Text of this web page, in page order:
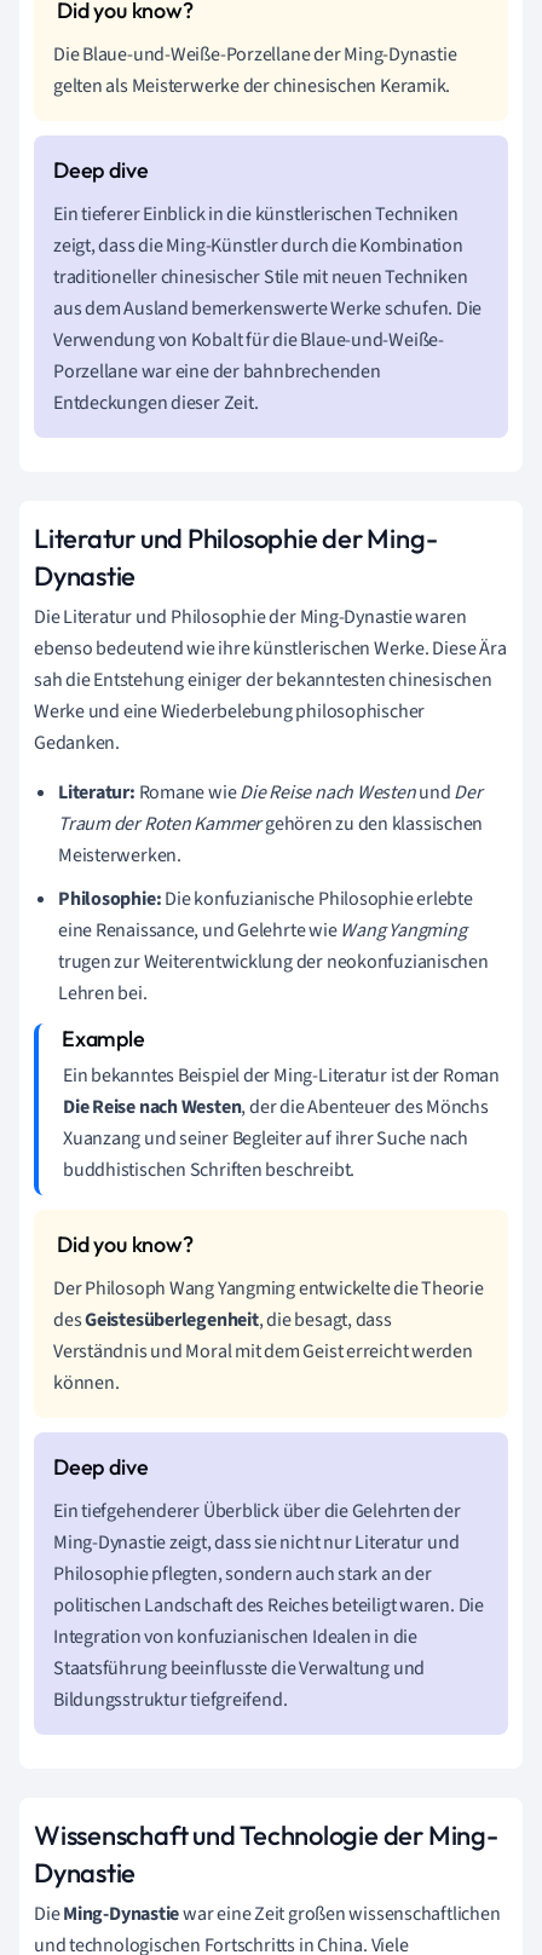
Die Blaue-und-Weiße-Porzellane der Ming-Dynastie
gelten als Meisterwerke der chinesischen Keramik.
Ein tieferer Einblick in die künstlerischen Techniken
zeigt, dass die Ming-Künstler durch die Kombination
traditioneller chinesischer Stile mit neuen Techniken
aus dem Ausland bemerkenswerte Werke schufen. Die
Verwendung von Kobalt für die Blaue-und-Weiße-
Porzellane war eine der bahnbrechenden
Entdeckungen dieser Zeit.
Literatur und Philosophie der Ming-
Dynastie
Die Literatur und Philosophie der Ming-Dynastie waren
ebenso bedeutend wie ihre künstlerischen Werke. Diese Ära
sah die Entstehung einiger der bekanntesten chinesischen
Werke und eine Wiederbelebung philosophischer
Gedanken.
Literatur: Romane wieDie Reise nach WestenundDer
Traum der Roten Kammergehören zu den klassischen
Meisterwerken.
Philosophie:Die konfuzianische Philosophie erlebte
eine Renaissance, und Gelehrte wieWang Yangming
trugen zur Weiterentwicklung der neokonfuzianischen
Lehren bei.
Ein bekanntes Beispiel der Ming-Literatur ist der Roman
Die Reise nach Westen, der die Abenteuer des Mönchs
Xuanzang und seiner Begleiter auf ihrer Suche nach
buddhistischen Schriften beschreibt.
Der Philosoph Wang Yangming entwickelte die Theorie
desGeistesüberlegenheit, die besagt, dass
Verständnis und Moral mit dem Geist erreicht werden
können.
Ein tiefgehenderer Überblick über die Gelehrten der
Ming-Dynastie zeigt, dass sie nicht nur Literatur und
Philosophie pflegten, sondern auch stark an der
politischen Landschaft des Reiches beteiligt waren. Die
Integration von konfuzianischen Idealen in die
Staatsführung beeinflusste die Verwaltung und
Bildungsstruktur tiefgreifend.
Wissenschaft und Technologie der Ming-
Dynastie
DieMing-Dynastiewar eine Zeit großen wissenschaftlichen
und technologischen Fortschritts in China. Viele